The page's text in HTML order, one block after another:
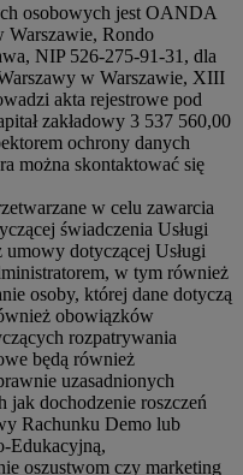
osobowych jest OANDA
Warszawie, Rondo
NIP 526-275-91-31, dla
w Warszawie, XIII
akta rejestrowe pod
zakładowy 3 537 560,00
ochrony danych
można skontaktować się
w celu zawarcia
świadczenia Usługi
dotyczącej Usługi
w tym również
osoby, której dane dotyczą
obowiązków
rozpatrywania
będą również
uzasadnionych
jak dochodzenie roszczeń
Rachunku Demo lub
Edukacyjną,
oszustwom czy marketing